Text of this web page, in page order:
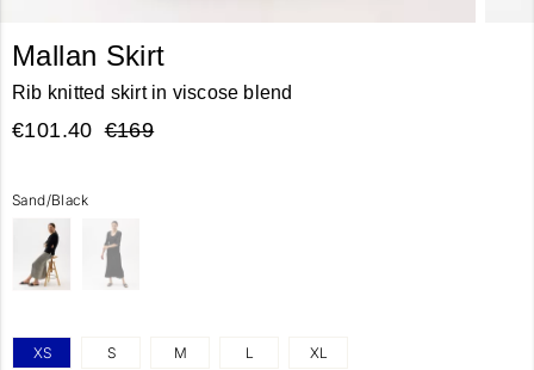
Mallan Skirt
Rib knitted skirt in viscose blend
€101.40 €169
Sand/Black
XS S M L XL